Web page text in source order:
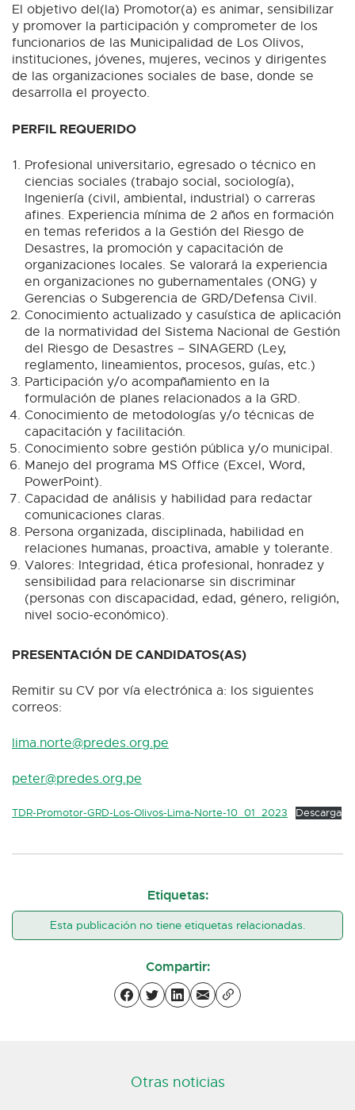
El objetivo del(la) Promotor(a) es animar, sensibilizar
y promover la participación y comprometer de los
funcionarios de las Municipalidad de Los Olivos,
instituciones, jóvenes, mujeres, vecinos y dirigentes
de las organizaciones sociales de base, donde se
desarrolla el proyecto.
PERFIL REQUERIDO
Profesional universitario, egresado o técnico en
ciencias sociales (trabajo social, sociología),
Ingeniería (civil, ambiental, industrial) o carreras
afines. Experiencia mínima de 2 años en formación
en temas referidos a la Gestión del Riesgo de
Desastres, la promoción y capacitación de
organizaciones locales. Se valorará la experiencia
en organizaciones no gubernamentales (ONG) y
Gerencias o Subgerencia de GRD/Defensa Civil.
Conocimiento actualizado y casuística de aplicación
de la normatividad del Sistema Nacional de Gestión
del Riesgo de Desastres – SINAGERD (Ley,
reglamento, lineamientos, procesos, guías, etc.)
Participación y/o acompañamiento en la
formulación de planes relacionados a la GRD.
Conocimiento de metodologías y/o técnicas de
capacitación y facilitación.
Conocimiento sobre gestión pública y/o municipal.
Manejo del programa MS Office (Excel, Word,
PowerPoint).
Capacidad de análisis y habilidad para redactar
comunicaciones claras.
Persona organizada, disciplinada, habilidad en
relaciones humanas, proactiva, amable y tolerante.
Valores: Integridad, ética profesional, honradez y
sensibilidad para relacionarse sin discriminar
(personas con discapacidad, edad, género, religión,
nivel socio-económico).
PRESENTACIÓN DE CANDIDATOS(AS)
Remitir su CV por vía electrónica a: los siguientes
correos:
lima.norte@predes.org.pe
peter@predes.org.pe
TDR-Promotor-GRD-Los-Olivos-Lima-Norte-10_01_2023 Descarga
Etiquetas:
Esta publicación no tiene etiquetas relacionadas.
Compartir:
Otras noticias